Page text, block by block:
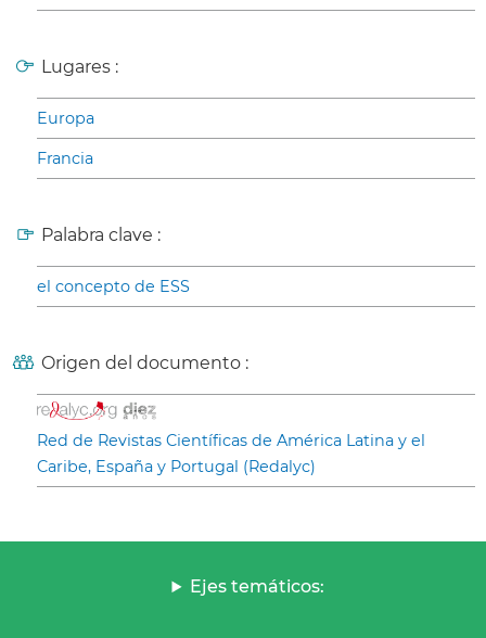
Lugares :
Europa
Francia
Palabra clave :
el concepto de ESS
Origen del documento :
Red de Revistas Científicas de América Latina y el
Caribe, España y Portugal (Redalyc)
Ejes temáticos: